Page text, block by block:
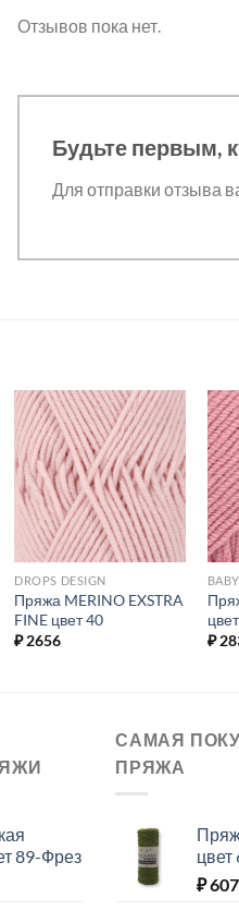
Отзывов пока нет.
Будьте первым,
Для отправки отзыва
Добавить в
избранное.
DROPS DESIGN
Пряжа MERINO EXSTRA
FINE цвет 40
₽2656
₽
89-Фрез
САМАЯ
ПРЯЖА
цвет
₽607